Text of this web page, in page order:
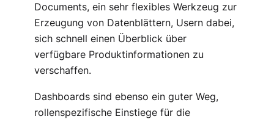
Documents, ein sehr flexibles Werkzeug zur
Erzeugung von Datenblättern, Usern dabei,
sich schnell einen Überblick über
verfügbare Produktinformationen zu
verschaffen.
Dashboards sind ebenso ein guter Weg,
rollenspezifische Einstiege für die